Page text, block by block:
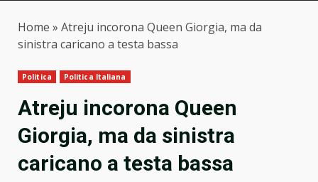
Home » Atreju incorona Queen Giorgia, ma da
sinistra caricano a testa bassa
Politica Politica Italiana
Atreju incorona Queen
Giorgia, ma da sinistra
caricano a testa bassa